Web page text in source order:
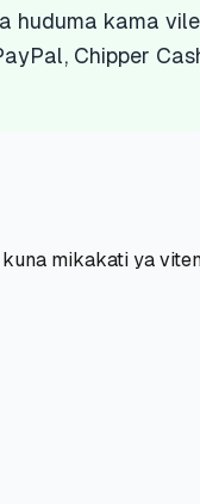
huduma kama vile
Chipper
mikakati ya